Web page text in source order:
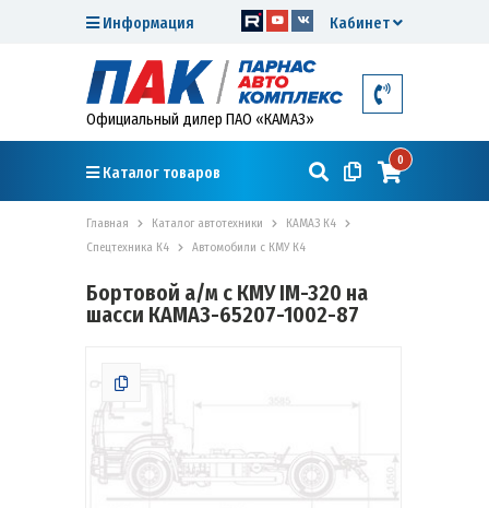
Кабинет
Информация
Официальный дилер ПАО «КАМАЗ»
Каталог товаров
0
Главная Каталог автотехники
КАМАЗ К4
Спецтехника К4
Автомобили с КМУ К4
Бортовой а/м с КМУ IM-320 на
шасси КАМАЗ-65207-1002-87